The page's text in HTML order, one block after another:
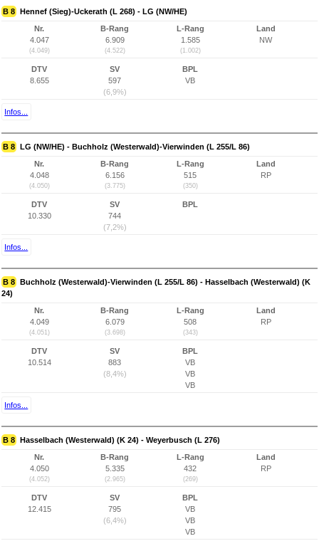
B 8 Hennef (Sieg)-Uckerath (L 268) - LG (NW/HE)
Nr.
4.047
(4.049)
B-Rang
6.909
(4.522)
L-Rang
1.585
(1.002)
Land
NW
DTV
8.655
SV
597
(6,9%)
BPL
VB
Infos...
B 8 LG (NW/HE) - Buchholz (Westerwald)-Vierwinden (L 255/L 86)
Nr.
4.048
(4.050)
B-Rang
6.156
(3.775)
L-Rang
515
(350)
Land
RP
DTV
10.330
SV
744
(7,2%)
BPL
Infos...
B 8 Buchholz (Westerwald)-Vierwinden (L 255/L 86) - Hasselbach (Westerwald) (K
24)
Nr.
4.049
(4.051)
B-Rang
6.079
(3.698)
L-Rang
508
(343)
Land
RP
DTV
10.514
SV
883
(8,4%)
BPL
VB
VB
VB
Infos...
B 8 Hasselbach (Westerwald) (K 24) - Weyerbusch (L 276)
Nr.
4.050
(4.052)
B-Rang
5.335
(2.965)
L-Rang
432
(269)
Land
RP
DTV
12.415
SV
795
(6,4%)
BPL
VB
VB
VB